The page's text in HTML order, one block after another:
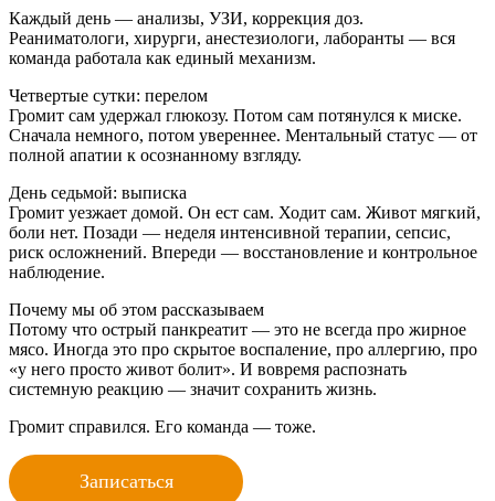
Каждый день — анализы, УЗИ, коррекция доз.
Реаниматологи, хирурги, анестезиологи, лаборанты — вся
команда работала как единый механизм.
Четвертые сутки: перелом
Громит сам удержал глюкозу. Потом сам потянулся к миске.
Сначала немного, потом увереннее. Ментальный статус — от
полной апатии к осознанному взгляду.
День седьмой: выписка
Громит уезжает домой. Он ест сам. Ходит сам. Живот мягкий,
боли нет. Позади — неделя интенсивной терапии, сепсис,
риск осложнений. Впереди — восстановление и контрольное
наблюдение.
Почему мы об этом рассказываем
Потому что острый панкреатит — это не всегда про жирное
мясо. Иногда это про скрытое воспаление, про аллергию, про
«у него просто живот болит». И вовремя распознать
системную реакцию — значит сохранить жизнь.
Громит справился. Его команда — тоже.
Записаться